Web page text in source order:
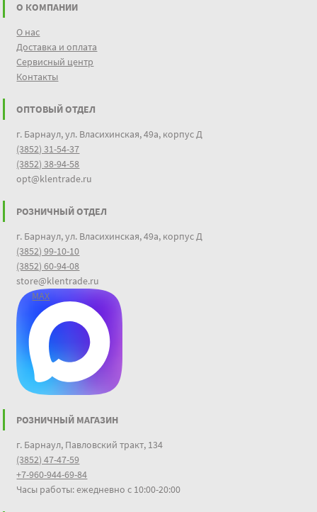
О КОМПАНИИ
О нас
Доставка и оплата
Сервисный центр
Контакты
ОПТОВЫЙ ОТДЕЛ
г. Барнаул, ул. Власихинская, 49а, корпус Д
(3852) 31-54-37
(3852) 38-94-58
opt@klentrade.ru
РОЗНИЧНЫЙ ОТДЕЛ
г. Барнаул, ул. Власихинская, 49а, корпус Д
(3852) 99-10-10
(3852) 60-94-08
store@klentrade.ru
MAX
РОЗНИЧНЫЙ МАГАЗИН
г. Барнаул, Павловский тракт, 134
(3852) 47-47-59
+7-960-944-69-84
Часы работы: ежедневно с 10:00-20:00